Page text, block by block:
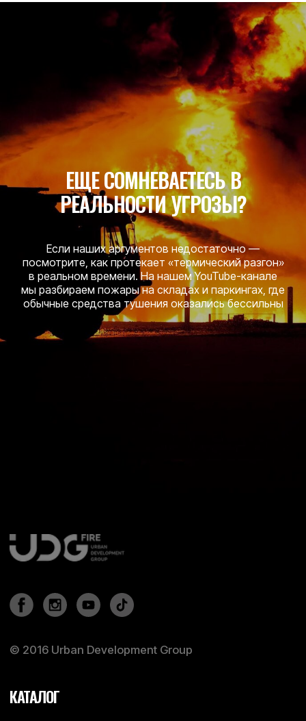
ЕЩЕ СОМНЕВАЕТЕСЬ В
РЕАЛЬНОСТИ УГРОЗЫ?
Если наших аргументов недостаточно —
посмотрите, как протекает «термический разгон»
в реальном времени. На нашем YouTube-канале
мы разбираем пожары на складах и паркингах, где
обычные средства тушения оказались бессильны